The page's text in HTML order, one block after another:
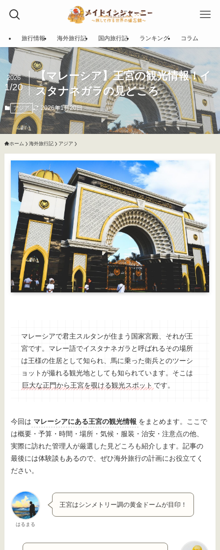
旅行情報 海外旅行記 国内旅行記 ランキング コラム
【マレーシア】王宮の観光情報！イ
スタナネガラの見どころ
2026
1/20
アジア 2026年1月20日
ホーム 海外旅行記 アジア
マレーシアで君主スルタンが住まう国家宮殿、それが王
宮です。マレー語でイスタナネガラと呼ばれるその場所
は王様の住居として知られ、馬に乗った衛兵とのツーシ
ョットが撮れる観光地としても知られています。そこは
巨大な正門から王宮を覗ける観光スポット です。
今回は マレーシアにある王宮の観光情報 をまとめます。ここで
は概要・予算・時間・場所・気候・服装・治安・注意点の他、
実際に訪れた管理人が厳選した見どころも紹介します。記事の
最後には体験談もあるので、ぜひ海外旅行の計画にお役立てく
ださい。
はるまる
王宮はシンメトリー調の黄金ドームが目印！